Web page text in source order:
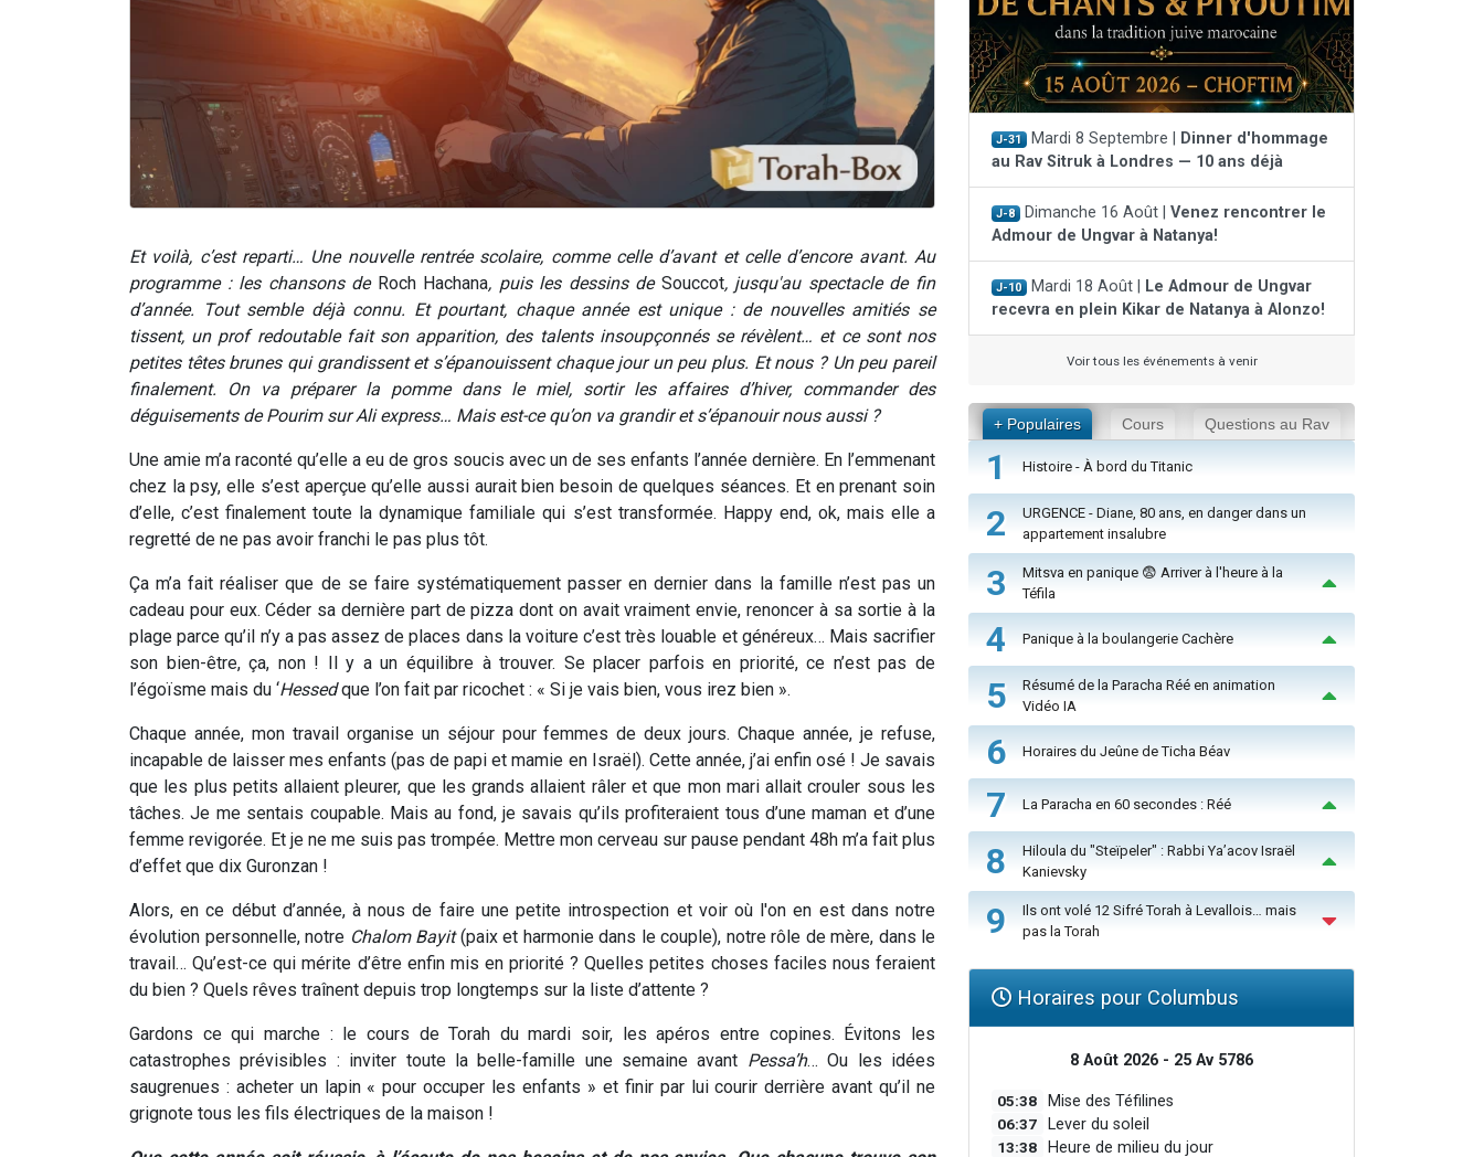
Et voilà, c’est reparti… Une nouvelle rentrée scolaire, comme celle d’avant et celle d’encore avant. Au
programme : les chansons de Roch Hachana, puis les dessins de Souccot, jusqu'au spectacle de fin
d’année. Tout semble déjà connu. Et pourtant, chaque année est unique : de nouvelles amitiés se
tissent, un prof redoutable fait son apparition, des talents insoupçonnés se révèlent… et ce sont nos
petites têtes brunes qui grandissent et s’épanouissent chaque jour un peu plus. Et nous ? Un peu pareil
finalement. On va préparer la pomme dans le miel, sortir les affaires d’hiver, commander des
déguisements de Pourim sur Ali express… Mais est-ce qu’on va grandir et s’épanouir nous aussi ?
Une amie m’a raconté qu’elle a eu de gros soucis avec un de ses enfants l’année dernière. En l’emmenant
chez la psy, elle s’est aperçue qu’elle aussi aurait bien besoin de quelques séances. Et en prenant soin
d’elle, c’est finalement toute la dynamique familiale qui s’est transformée. Happy end, ok, mais elle a
regretté de ne pas avoir franchi le pas plus tôt.
Ça m’a fait réaliser que de se faire systématiquement passer en dernier dans la famille n’est pas un
cadeau pour eux. Céder sa dernière part de pizza dont on avait vraiment envie, renoncer à sa sortie à la
plage parce qu’il n’y a pas assez de places dans la voiture c’est très louable et généreux… Mais sacrifier
son bien-être, ça, non ! Il y a un équilibre à trouver. Se placer parfois en priorité, ce n’est pas de
l’égoïsme mais du ‘Hessedque l’on fait par ricochet : « Si je vais bien, vous irez bien ».
Chaque année, mon travail organise un séjour pour femmes de deux jours. Chaque année, je refuse,
incapable de laisser mes enfants (pas de papi et mamie en Israël). Cette année, j’ai enfin osé ! Je savais
que les plus petits allaient pleurer, que les grands allaient râler et que mon mari allait crouler sous les
tâches. Je me sentais coupable. Mais au fond, je savais qu’ils profiteraient tous d’une maman et d’une
femme revigorée. Et je ne me suis pas trompée. Mettre mon cerveau sur pause pendant 48h m’a fait plus
d’effet que dix Guronzan !
Alors, en ce début d’année, à nous de faire une petite introspection et voir où l'on en est dans notre
évolution personnelle, notre Chalom Bayit(paix et harmonie dans le couple), notre rôle de mère, dans le
travail… Qu’est-ce qui mérite d’être enfin mis en priorité ? Quelles petites choses faciles nous feraient
du bien ? Quels rêves traînent depuis trop longtemps sur la liste d’attente ?
Gardons ce qui marche : le cours de Torah du mardi soir, les apéros entre copines. Évitons les
catastrophes prévisibles : inviter toute la belle-famille une semaine avant Pessa’h… Ou les idées
saugrenues : acheter un lapin « pour occuper les enfants » et finir par lui courir derrière avant qu’il ne
grignote tous les fils électriques de la maison !
J-31 Mardi 8 Septembre |
Dinner d'hommage
au Rav Sitruk à Londres — 10 ans déjà
J-8 Dimanche 16 Août | Venez rencontrer le
Admour de Ungvar à Natanya!
J-10 Mardi 18 Août |
Le Admour de Ungvar
recevra en plein Kikar de Natanya à Alonzo!
Voir tous les événements à venir
+ Populaires Cours Questions au Rav
1 Histoire - À bord du Titanic
2
URGENCE - Diane, 80 ans, en danger dans un
appartement insalubre
3
Mitsva en panique 😨 Arriver à l'heure à la
Téfila
4 Panique à la boulangerie Cachère
5
Résumé de la Paracha Réé en animation
Vidéo IA
6 Horaires du Jeûne de Ticha Béav
7 La Paracha en 60 secondes : Réé
8
Hiloula du "Steïpeler" : Rabbi Ya’acov Israël
Kanievsky
9
Ils ont volé 12 Sifré Torah à Levallois… mais
pas la Torah
Horaires pour Columbus
8 Août 2026 - 25 Av 5786
05:38 Mise des Téfilines
06:37 Lever du soleil
13:38 Heure de milieu du jour